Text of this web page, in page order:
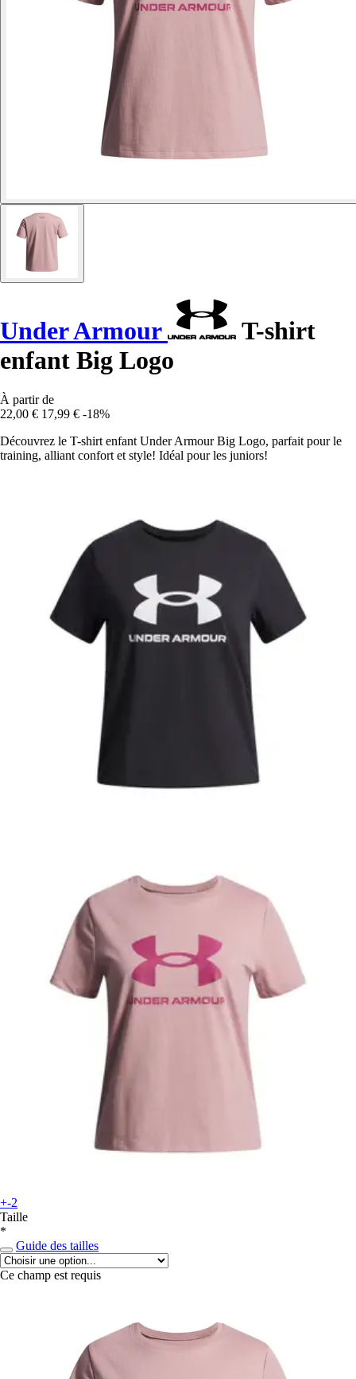
Under Armour
T-shirt
enfant Big Logo
À partir de
22,00 € 17,99 € -18%
Découvrez le T-shirt enfant Under Armour Big Logo, parfait pour le
training, alliant confort et style! Idéal pour les juniors!
+-2
Taille
*
Guide des tailles
Ce champ est requis